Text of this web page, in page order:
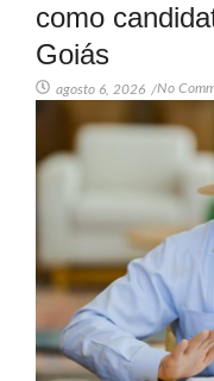
como
Goiás
agosto 6, 2026 /No